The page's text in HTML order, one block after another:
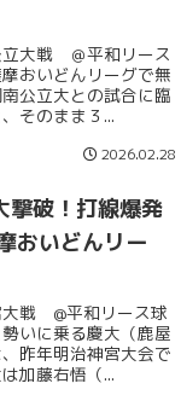
大戦 ＠平和リース
おいどんリーグで無
公立大との試合に臨
そのまま３...
2026.02.28
撃破！打線爆発
おいどんリー
戦 @平和リース球
いに乗る慶大（鹿屋
昨年明治神宮大会で
加藤右悟（...